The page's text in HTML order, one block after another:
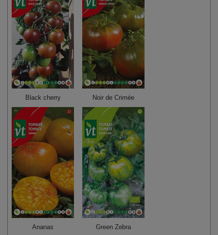
Black cherry Noir de Crimée
Ananas Green Zebra